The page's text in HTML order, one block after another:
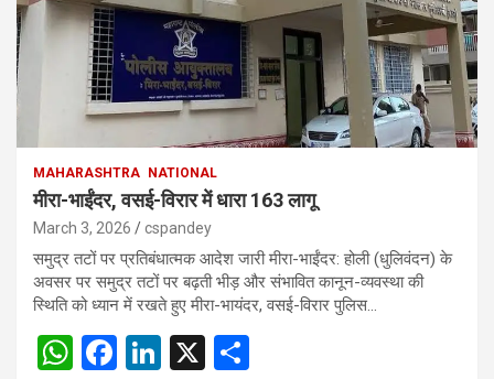
MAHARASHTRA NATIONAL
मीरा-भाईंदर, वसई-विरार में धारा 163 लागू
March 3, 2026 cspandey
समुद्र तटों पर प्रतिबंधात्मक आदेश जारी मीरा-भाईंदर: होली (धुलिवंदन) के
अवसर पर समुद्र तटों पर बढ़ती भीड़ और संभावित कानून-व्यवस्था की
स्थिति को ध्यान में रखते हुए मीरा-भायंदर, वसई-विरार पुलिस…
W F
Li
X